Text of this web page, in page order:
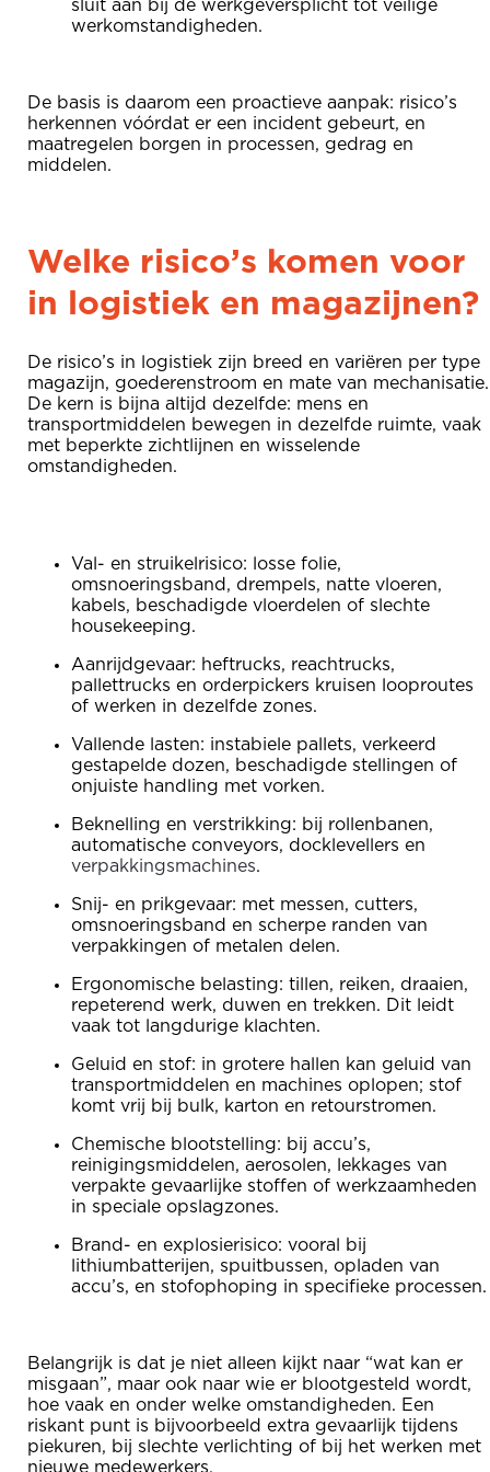
sluit aan bij de werkgeversplicht tot veilige
werkomstandigheden.
De basis is daarom een proactieve aanpak: risico’s
herkennen vóórdat er een incident gebeurt, en
maatregelen borgen in processen, gedrag en
middelen.
Welke risico’s komen voor
in logistiek en magazijnen?
De risico’s in logistiek zijn breed en variëren per type
magazijn, goederenstroom en mate van mechanisatie.
De kern is bijna altijd dezelfde: mens en
transportmiddelen bewegen in dezelfde ruimte, vaak
met beperkte zichtlijnen en wisselende
omstandigheden.
Val- en struikelrisico: losse folie,
omsnoeringsband, drempels, natte vloeren,
kabels, beschadigde vloerdelen of slechte
housekeeping.
Aanrijdgevaar: heftrucks, reachtrucks,
pallettrucks en orderpickers kruisen looproutes
of werken in dezelfde zones.
Vallende lasten: instabiele pallets, verkeerd
gestapelde dozen, beschadigde stellingen of
onjuiste handling met vorken.
Beknelling en verstrikking: bij rollenbanen,
automatische conveyors, docklevellers en
verpakkingsmachines.
Snij- en prikgevaar: met messen, cutters,
omsnoeringsband en scherpe randen van
verpakkingen of metalen delen.
Ergonomische belasting: tillen, reiken, draaien,
repeterend werk, duwen en trekken. Dit leidt
vaak tot langdurige klachten.
Geluid en stof: in grotere hallen kan geluid van
transportmiddelen en machines oplopen; stof
komt vrij bij bulk, karton en retourstromen.
Chemische blootstelling: bij accu’s,
reinigingsmiddelen, aerosolen, lekkages van
verpakte gevaarlijke stoffen of werkzaamheden
in speciale opslagzones.
Brand- en explosierisico: vooral bij
lithiumbatterijen, spuitbussen, opladen van
accu’s, en stofophoping in specifieke processen.
Belangrijk is dat je niet alleen kijkt naar “wat kan er
misgaan”, maar ook naar wie er blootgesteld wordt,
hoe vaak en onder welke omstandigheden. Een
riskant punt is bijvoorbeeld extra gevaarlijk tijdens
piekuren, bij slechte verlichting of bij het werken met
nieuwe medewerkers.